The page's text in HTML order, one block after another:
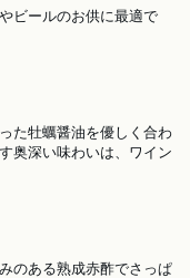
ビールのお供に最適で
た牡蠣醤油を優しく合わ
奥深い味わいは、ワイン
のある熟成赤酢でさっぱ